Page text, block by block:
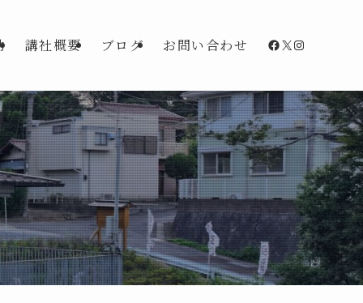
講社概要 ブログ お問い合わせ Facebook
X